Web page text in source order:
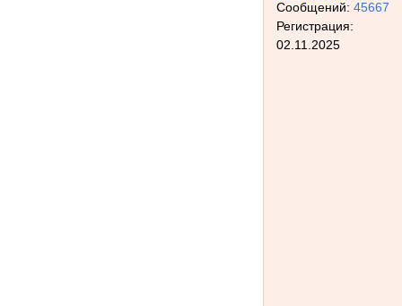
Сообщений:45667
Регистрация:
02.11.2025